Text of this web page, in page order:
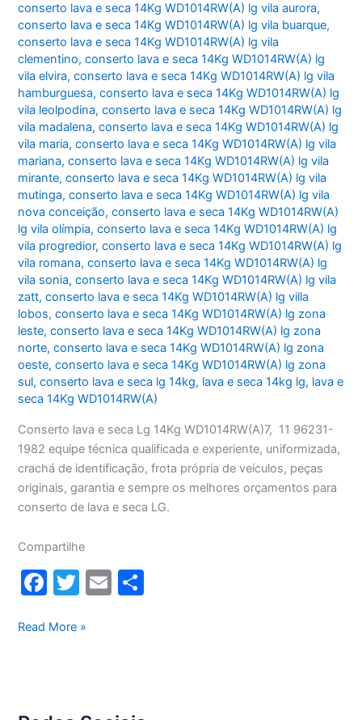
conserto lava e seca 14Kg WD1014RW(A) lg vila aurora,
conserto lava e seca 14Kg WD1014RW(A) lg vila buarque,
conserto lava e seca 14Kg WD1014RW(A) lg vila
clementino,conserto lava e seca 14Kg WD1014RW(A) lg
vila elvira,conserto lava e seca 14Kg WD1014RW(A) lg vila
hamburguesa,conserto lava e seca 14Kg WD1014RW(A) lg
vila leolpodina,conserto lava e seca 14Kg WD1014RW(A) lg
vila madalena,conserto lava e seca 14Kg WD1014RW(A) lg
vila maria,conserto lava e seca 14Kg WD1014RW(A) lg vila
mariana,conserto lava e seca 14Kg WD1014RW(A) lg vila
mirante,conserto lava e seca 14Kg WD1014RW(A) lg vila
mutinga,conserto lava e seca 14Kg WD1014RW(A) lg vila
nova conceição,conserto lava e seca 14Kg WD1014RW(A)
lg vila olímpia,conserto lava e seca 14Kg WD1014RW(A) lg
vila progredior,conserto lava e seca 14Kg WD1014RW(A) lg
vila romana,conserto lava e seca 14Kg WD1014RW(A) lg
vila sonia,conserto lava e seca 14Kg WD1014RW(A) lg vila
zatt,conserto lava e seca 14Kg WD1014RW(A) lg villa
lobos,conserto lava e seca 14Kg WD1014RW(A) lg zona
leste,conserto lava e seca 14Kg WD1014RW(A) lg zona
norte,conserto lava e seca 14Kg WD1014RW(A) lg zona
oeste,conserto lava e seca 14Kg WD1014RW(A) lg zona
sul,conserto lava e seca lg 14kg, lava e seca 14kg lg, lava e
seca 14Kg WD1014RW(A)
Conserto lava e seca Lg 14Kg WD1014RW(A)7, 11 96231-
1982 equipe técnica qualificada e experiente, uniformizada,
crachá de identificação, frota própria de veículos, peças
originais, garantia e sempre os melhores orçamentos para
conserto de lava e seca LG.
Compartilhe
F
c
o
T
itt
E
Conserto
Read More »